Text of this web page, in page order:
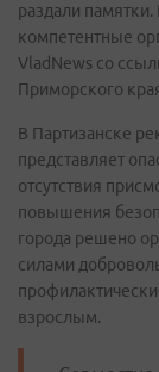
раздали
компетентные
VladNews со
Приморского
В Партизанске
представляет
отсутствия
повышения
города решено
силами
взрослым.